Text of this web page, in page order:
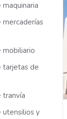
mercaderías
mobiliario
tarjetas de
tranvía
utensilios y